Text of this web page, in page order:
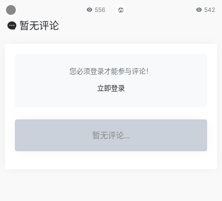
556 542
暂无评论
您必须登录才能参与评论！
立即登录
暂无评论...